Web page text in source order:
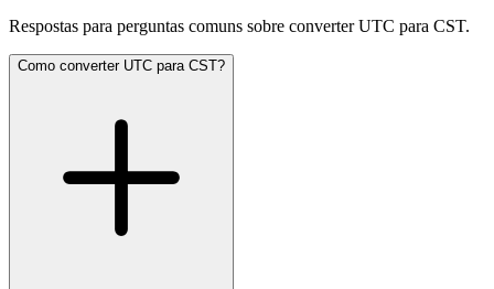
Respostas para perguntas comuns sobre converter UTC para CST.
Como converter UTC para CST?